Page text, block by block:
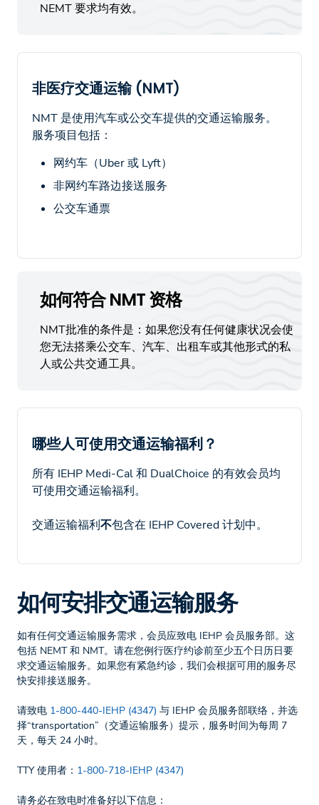
NEMT 要求均有效。
非医疗交通运输 (NMT)
NMT 是使用汽车或公交车提供的交通运输服务。
服务项目包括：
网约车（Uber 或 Lyft）
非网约车路边接送服务
公交车通票
如何符合 NMT 资格
NMT批准的条件是：如果您没有任何健康状况会使
您无法搭乘公交车、汽车、出租车或其他形式的私
人或公共交通工具。
哪些人可使用交通运输福利？
所有 IEHP Medi-Cal 和 DualChoice 的有效会员均
可使用交通运输福利。
交通运输福利不包含在 IEHP Covered 计划中。
如何安排交通运输服务
如有任何交通运输服务需求，会员应致电 IEHP 会员服务部。这
包括 NEMT 和 NMT。请在您例行医疗约诊前至少五个日历日要
求交通运输服务。如果您有紧急约诊，我们会根据可用的服务尽
快安排接送服务。
请致电 1-800-440-IEHP (4347) 与 IEHP 会员服务部联络，并选
择“transportation”（交通运输服务）提示，服务时间为每周 7
天，每天 24 小时。
TTY 使用者： 1‑800‑718‑IEHP (4347)
请务必在致电时准备好以下信息：